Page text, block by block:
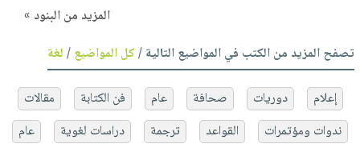
المزيد من البنود »
تصفح المزيد من الكتب في المواضيع التالية /كل المواضيع/لغة
إعلام دوريات صحافة عام فن الكتابة
مقالات
ندوات ومؤتمرات
القواعد ترجمة دراسات لغوية
عام